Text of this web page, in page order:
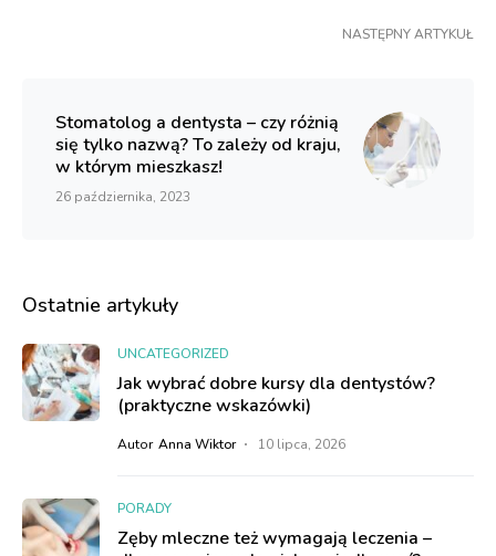
NASTĘPNY ARTYKUŁ
Stomatolog a dentysta – czy różnią
się tylko nazwą? To zależy od kraju,
w którym mieszkasz!
26 października, 2023
Ostatnie artykuły
UNCATEGORIZED
Jak wybrać dobre kursy dla dentystów?
(praktyczne wskazówki)
Autor Anna Wiktor 10 lipca, 2026
PORADY
Zęby mleczne też wymagają leczenia –